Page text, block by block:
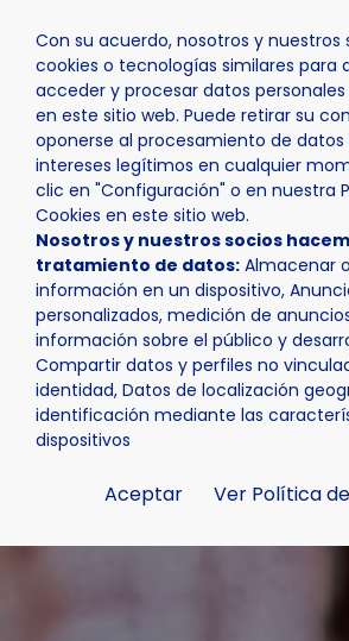
Con su acuerdo, nosotros y nuestros
cookies o tecnologías similares para
acceder y procesar datos
en este sitio web. Puede retirar su
oponerse al procesamiento de datos
intereses legítimos en cualquier
clic en "Configuración" o en nuestra
Cookies en este sitio web.
Nosotros y nuestros socios
tratamiento de datos: Almacenar
información en un dispositivo,
personalizados, medición de
información sobre el público y
Compartir datos y perfiles no
identidad, Datos de localización
identificación mediante las
dispositivos
Aceptar Ver Política
Inicio Actualidad Noticias